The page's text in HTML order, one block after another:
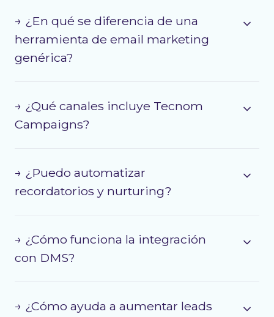
→ ¿En qué se diferencia de una
herramienta de email marketing
genérica?
→ ¿Qué canales incluye Tecnom
Campaigns?
→ ¿Puedo automatizar
recordatorios y nurturing?
→ ¿Cómo funciona la integración
con DMS?
→ ¿Cómo ayuda a aumentar leads